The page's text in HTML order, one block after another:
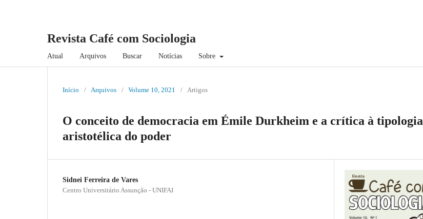
Revista Café com Sociologia
Atual Arquivos Buscar Notícias Sobre
Início / Arquivos / Volume 10, 2021 / Artigos
O conceito de democracia em Émile Durkheim e a crítica à tipologia
aristotélica do poder
Sidnei Ferreira de Vares
Centro Universitário Assunção - UNIFAI